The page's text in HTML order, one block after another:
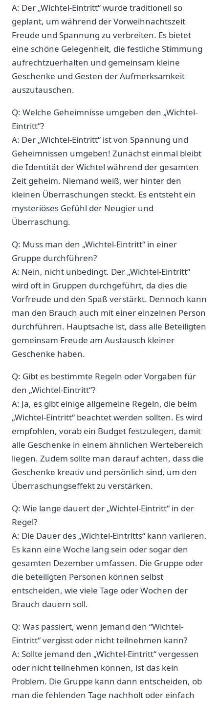
A: Der „Wichtel-Eintritt“ wurde traditionell so
geplant, um während der Vorweihnachtszeit
Freude und Spannung zu verbreiten. Es bietet
eine schöne Gelegenheit, die festliche Stimmung
aufrechtzuerhalten und gemeinsam kleine
Geschenke ‍und Gesten der ⁣Aufmerksamkeit
auszutauschen.
Q: Welche Geheimnisse umgeben den „Wichtel-
Eintritt“?
A: Der „Wichtel-Eintritt“ ist von Spannung und
Geheimnissen umgeben! Zunächst einmal bleibt
die Identität der Wichtel während‍ der gesamten
Zeit geheim. ⁣Niemand weiß, wer hinter den
kleinen Überraschungen steckt. Es entsteht ein
mysteriöses ‌Gefühl‍ der Neugier und
Überraschung.
Q: Muss man den „Wichtel-Eintritt“ in ⁢einer
Gruppe durchführen?
A: Nein, nicht ‍unbedingt. Der „Wichtel-Eintritt“⁤
wird oft in Gruppen durchgeführt, da dies die
Vorfreude und‍ den Spaß verstärkt. Dennoch⁢ kann
man den Brauch auch mit einer einzelnen Person
durchführen. ⁣Hauptsache​ ist, dass alle Beteiligten
gemeinsam Freude am Austausch kleiner
Geschenke haben.
Q: Gibt es bestimmte Regeln oder Vorgaben für
den „Wichtel-Eintritt“?
A: Ja, es gibt einige allgemeine Regeln, die ⁣beim
„Wichtel-Eintritt“⁢ beachtet werden ⁢sollten. Es wird
empfohlen, vorab ⁢ein Budget festzulegen, damit
alle Geschenke in einem ähnlichen ​Wertebereich
liegen. Zudem sollte ⁤man darauf achten, dass die
‍Geschenke kreativ und persönlich sind, um den
Überraschungseffekt zu verstärken.
Q: Wie lange dauert der „Wichtel-Eintritt“ in der
Regel?
A: Die Dauer‌ des „Wichtel-Eintritts“ kann‍ variieren.
Es kann eine Woche lang⁢ sein⁣ oder sogar den
gesamten Dezember umfassen. ⁢Die Gruppe⁤ oder
die beteiligten⁤ Personen können selbst
entscheiden, wie ‍viele Tage oder Wochen der
Brauch dauern soll.
Q: Was passiert, wenn ⁣jemand den ‌“Wichtel-
Eintritt“ vergisst oder nicht teilnehmen kann?
A: Sollte jemand den „Wichtel-Eintritt“ vergessen
oder nicht teilnehmen können, ist das⁢ kein
Problem. Die Gruppe kann dann entscheiden, ob
man ​die fehlenden Tage nachholt oder einfach